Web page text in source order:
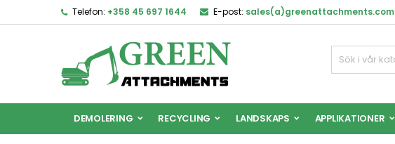
Telefon: +358 45 697 1644 E-post: sales(a)greenattachments.com
DEMOLERING RECYCLING LANDSKAPS APPLIKATIONER